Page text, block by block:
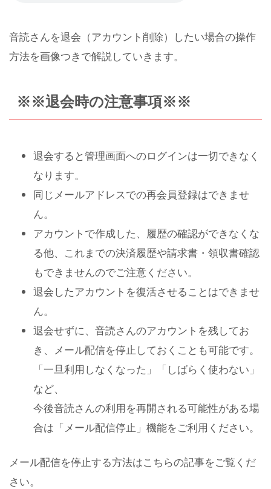
音読さんを退会（アカウント削除）したい場合の操作
方法を画像つきで解説していきます。
※※退会時の注意事項※※
退会すると管理画面へのログインは一切できなく
なります。
同じメールアドレスでの再会員登録はできませ
ん。
アカウントで作成した、履歴の確認ができなくな
る他、これまでの決済履歴や請求書・領収書確認
もできませんのでご注意ください。
退会したアカウントを復活させることはできませ
ん。
退会せずに、音読さんのアカウントを残してお
き、メール配信を停止しておくことも可能です。
「一旦利用しなくなった」「しばらく使わない」
など、
今後音読さんの利用を再開される可能性がある場
合は「メール配信停止」機能をご利用ください。
メール配信を停止する方法はこちらの記事をご覧くだ
さい。